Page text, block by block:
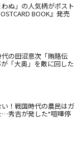
ぬ」の人気柄がポスト
BOOK』発売
の田沼意次「賄賂伝
「大奥」を敵に回した
！戦国時代の農民はガ
秀吉が発した“喧嘩停